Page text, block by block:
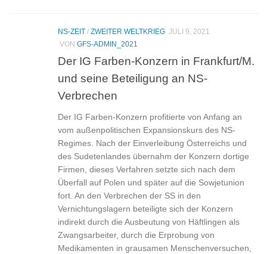
NS-ZEIT / ZWEITER WELTKRIEG JULI 9, 2021
VON GFS-ADMIN_2021
Der IG Farben-Konzern in Frankfurt/M.
und seine Beteiligung an NS-
Verbrechen
Der IG Farben-Konzern profitierte von Anfang an
vom außenpolitischen Expansionskurs des NS-
Regimes. Nach der Einverleibung Österreichs und
des Sudetenlandes übernahm der Konzern dortige
Firmen, dieses Verfahren setzte sich nach dem
Überfall auf Polen und später auf die Sowjetunion
fort. An den Verbrechen der SS in den
Vernichtungslagern beteiligte sich der Konzern
indirekt durch die Ausbeutung von Häftlingen als
Zwangsarbeiter, durch die Erprobung von
Medikamenten in grausamen Menschenversuchen,